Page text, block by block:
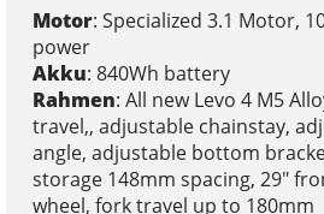
Motor: Specialized 3.1 Motor,
power
Akku: 840Wh battery
Rahmen: All new Levo 4 M5
travel,, adjustable chainstay,
angle, adjustable bottom
storage 148mm spacing, 29"
wheel, fork travel up to 180mm